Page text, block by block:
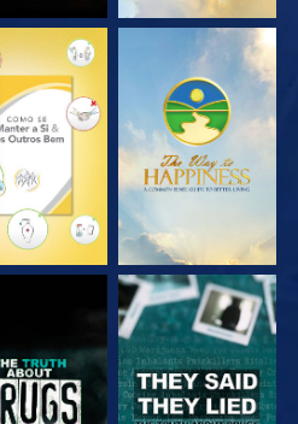
VEJA VEJA
VEJA VEJA